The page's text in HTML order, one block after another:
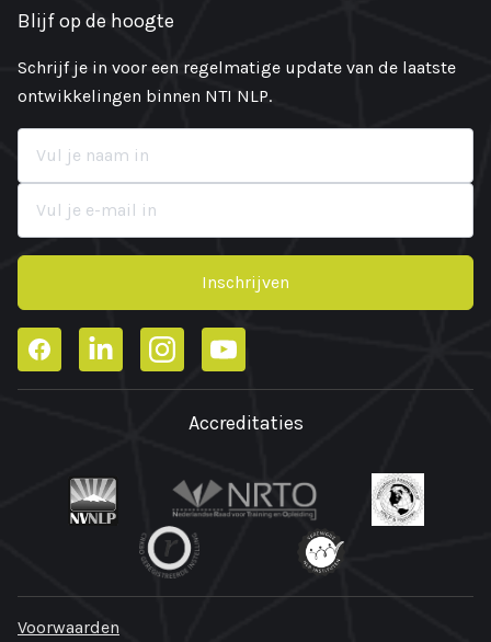
Blijf op de hoogte
Schrijf je in voor een regelmatige update van de laatste
ontwikkelingen binnen NTI NLP.
Inschrijven
FacebookLinkedInInstagramYouTube
Accreditaties
Voorwaarden